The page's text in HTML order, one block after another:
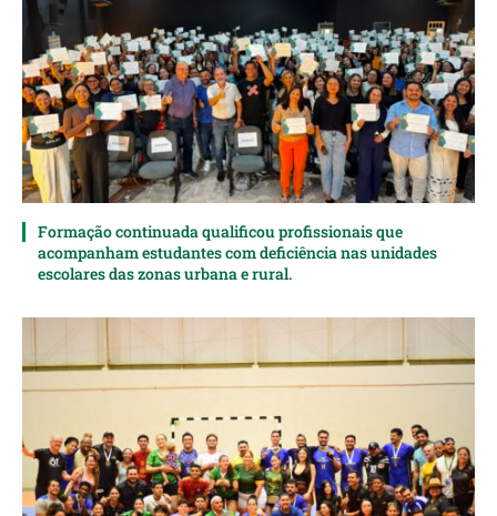
Formação continuada qualificou profissionais que
acompanham estudantes com deficiência nas unidades
escolares das zonas urbana e rural.